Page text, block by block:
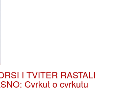
I TVITER RASTALI
Cvrkut o cvrkutu